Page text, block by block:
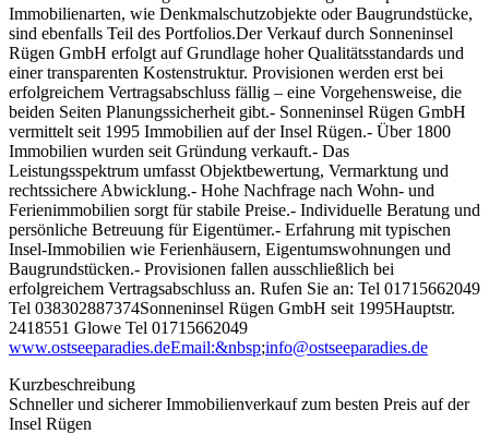
Immobilienarten, wie Denkmalschutzobjekte oder Baugrundstücke,
sind ebenfalls Teil des Portfolios.Der Verkauf durch Sonneninsel
Rügen GmbH erfolgt auf Grundlage hoher Qualitätsstandards und
einer transparenten Kostenstruktur. Provisionen werden erst bei
erfolgreichem Vertragsabschluss fällig – eine Vorgehensweise, die
beiden Seiten Planungssicherheit gibt.- Sonneninsel Rügen GmbH
vermittelt seit 1995 Immobilien auf der Insel Rügen.- Über 1800
Immobilien wurden seit Gründung verkauft.- Das
Leistungsspektrum umfasst Objektbewertung, Vermarktung und
rechtssichere Abwicklung.- Hohe Nachfrage nach Wohn- und
Ferienimmobilien sorgt für stabile Preise.- Individuelle Beratung und
persönliche Betreuung für Eigentümer.- Erfahrung mit typischen
Insel-Immobilien wie Ferienhäusern, Eigentumswohnungen und
Baugrundstücken.- Provisionen fallen ausschließlich bei
erfolgreichem Vertragsabschluss an. Rufen Sie an: Tel 01715662049
Tel 038302887374Sonneninsel Rügen GmbH seit 1995Hauptstr.
2418551 Glowe Tel 01715662049
www.ostseeparadies.deEmail:&nbsp;info@ostseeparadies.de
Kurzbeschreibung
Schneller und sicherer Immobilienverkauf zum besten Preis auf der
Insel Rügen